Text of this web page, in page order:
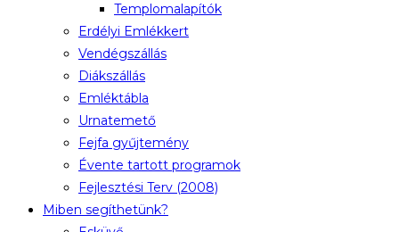
Templomalapítók
Erdélyi Emlékkert
Vendégszállás
Diákszállás
Emléktábla
Urnatemető
Fejfa gyűjtemény
Évente tartott programok
Fejlesztési Terv (2008)
Miben segíthetünk?